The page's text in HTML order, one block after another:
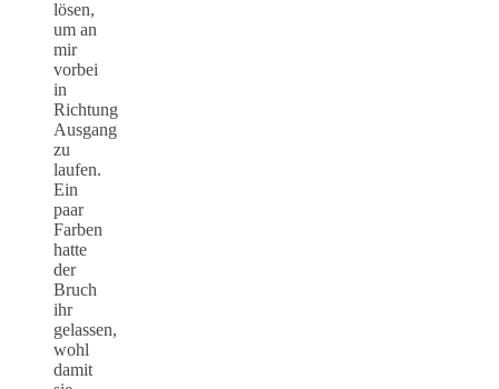
lösen,
um an
mir
vorbei
in
Richtung
Ausgang
zu
laufen.
Ein
paar
Farben
hatte
der
Bruch
ihr
gelassen,
wohl
damit